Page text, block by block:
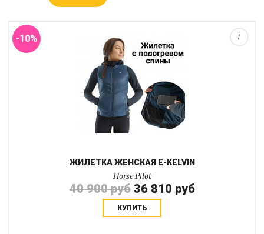
-10%
обеспечивает интеллектуальную тепловую защиту от холода.
ЖИЛЕТКА ЖЕНСКАЯ E-KELVIN
Horse Pilot
40 900 руб 36 810 руб
КУПИТЬ
i